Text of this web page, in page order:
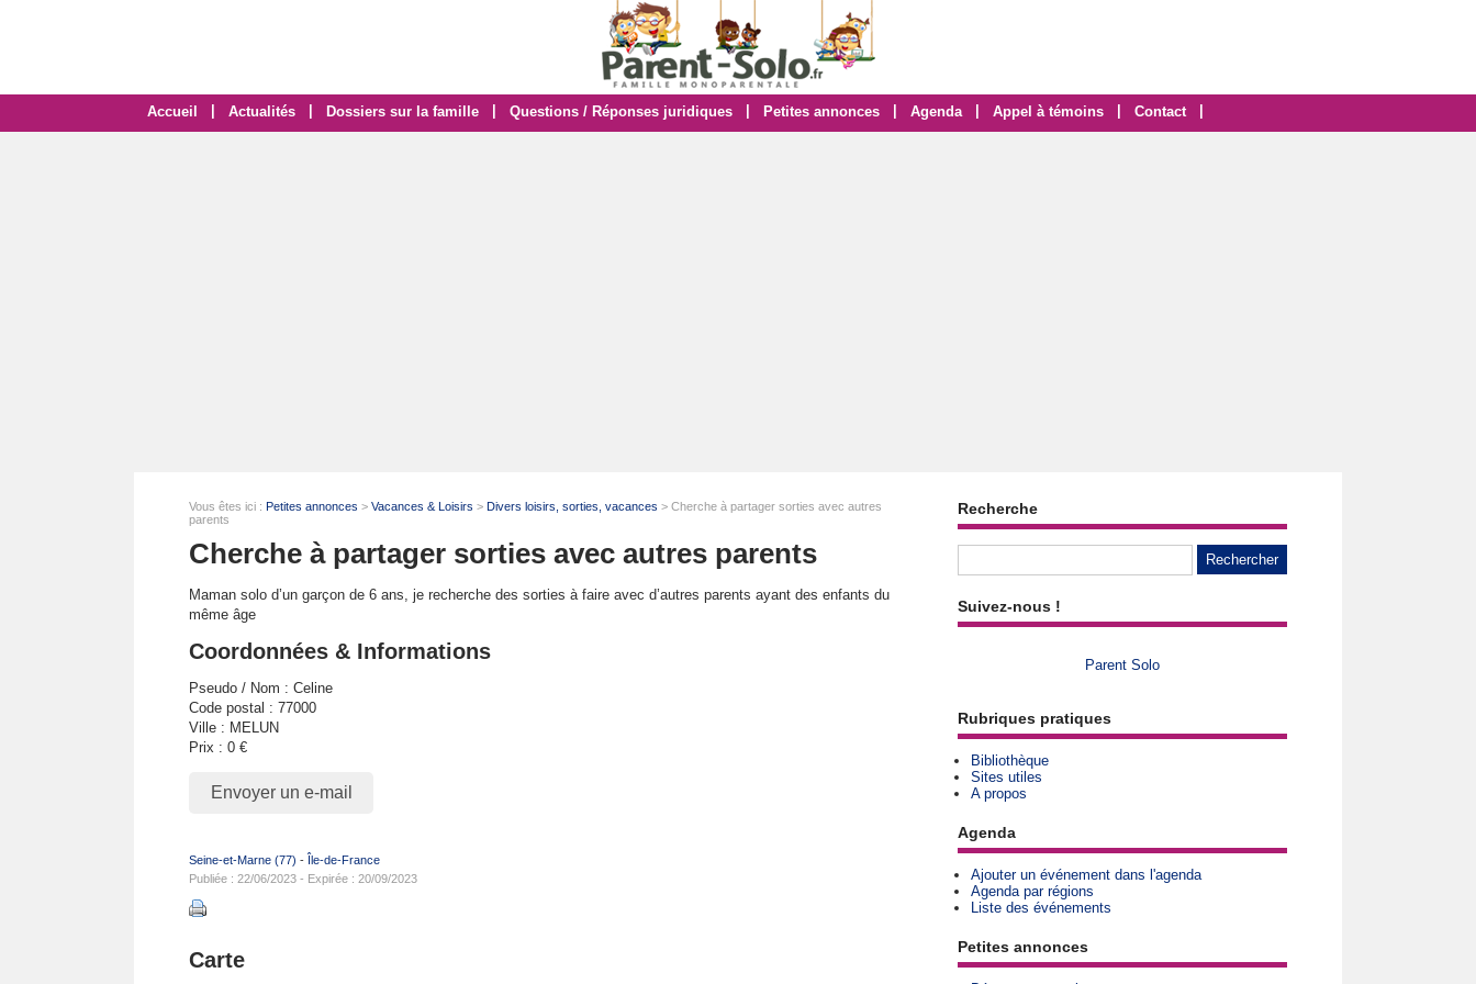
Accueil Actualités Dossiers sur la famille Questions / Réponses juridiques Petites annonces Agenda Appel à témoins Contact
Vous êtes ici : Petites annonces > Vacances & Loisirs > Divers loisirs, sorties, vacances > Cherche à partager sorties avec autres
parents
Cherche à partager sorties avec autres parents
Maman solo d’un garçon de 6 ans, je recherche des sorties à faire avec d’autres parents ayant des enfants du
même âge
Coordonnées & Informations
Pseudo / Nom : Celine
Code postal : 77000
Ville : MELUN
Prix : 0 €
Envoyer un e-mail
Seine-et-Marne (77) - Île-de-France
Publiée : 22/06/2023 - Expirée : 20/09/2023
Carte
Recherche
Suivez-nous !
Parent Solo
Rubriques pratiques
Bibliothèque
Sites utiles
A propos
Agenda
Ajouter un événement dans l'agenda
Agenda par régions
Liste des événements
Petites annonces